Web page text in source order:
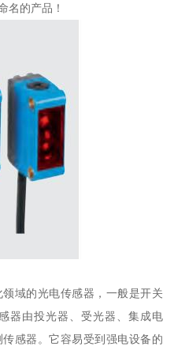
名的产品！
域的光电传感器，一般是开关
器由投光器、受光器、集成电
感器。它容易受到强电设备的